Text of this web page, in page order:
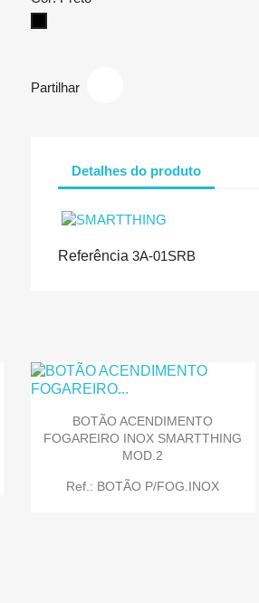
Partilhar
Detalhes do produto
Referência 3A-01SRB
BOTÃO ACENDIMENTO
FOGAREIRO INOX SMARTTHING
MOD.2
Ref.: BOTÃO P/FOG.INOX